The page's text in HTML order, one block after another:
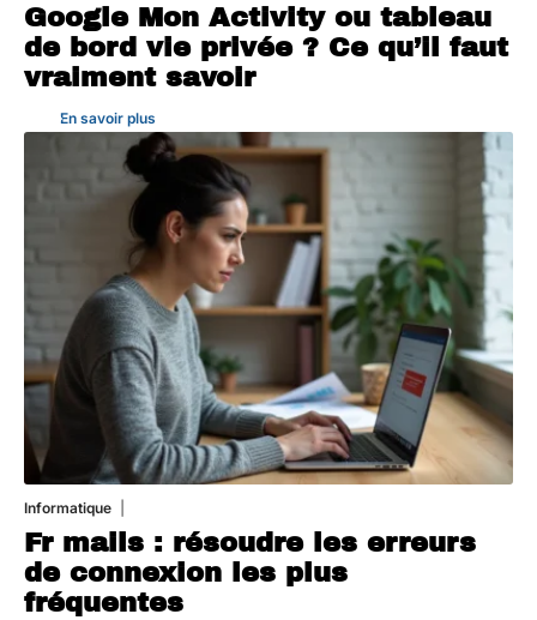
Google Mon Activity ou tableau
de bord vie privée ? Ce qu’il faut
vraiment savoir
En savoir plus
Informatique
Fr mails : résoudre les erreurs
de connexion les plus
fréquentes